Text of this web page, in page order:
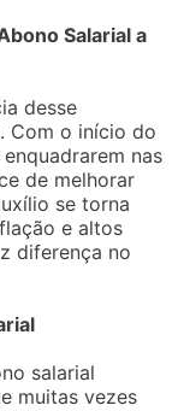
Salarial a
desse
Com o início do
nas
de melhorar
se torna
e altos
diferença no
salarial
muitas vezes